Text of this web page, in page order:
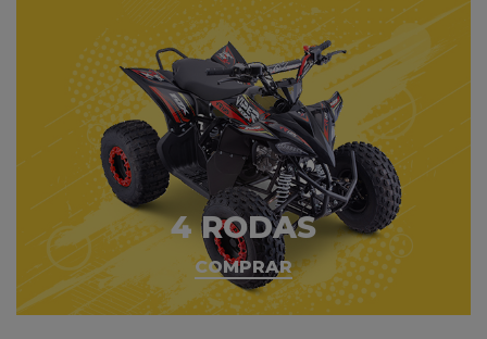
4 RODAS
COMPRAR